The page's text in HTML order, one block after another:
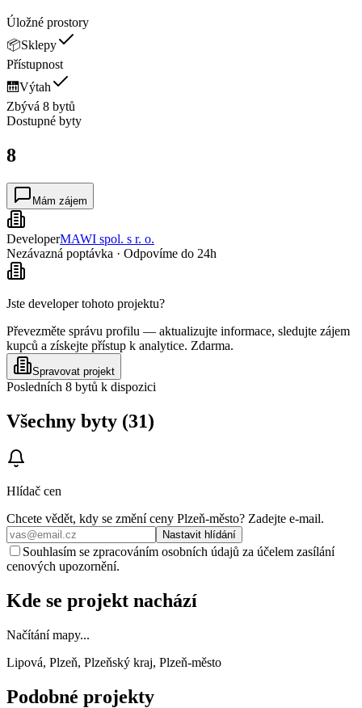
Úložné prostory
📦Sklepy
Přístupnost
🛗Výtah
Zbývá 8 bytů
Dostupné byty
8
Mám zájem
DeveloperMAWI spol. s r. o.
Nezávazná poptávka · Odpovíme do 24h
Jste developer tohoto projektu?
Převezměte správu profilu — aktualizujte informace, sledujte zájem
kupců a získejte přístup k analytice. Zdarma.
Spravovat projekt
Posledních 8 bytů k dispozici
Všechny byty (31)
Hlídač cen
Chcete vědět, kdy se změní ceny Plzeň-město? Zadejte e‑mail.
Nastavit hlídání
Souhlasím se zpracováním osobních údajů za účelem zasílání
cenových upozornění.
Kde se projekt nachází
Načítání mapy...
Lipová, Plzeň, Plzeňský kraj, Plzeň-město
Podobné projekty